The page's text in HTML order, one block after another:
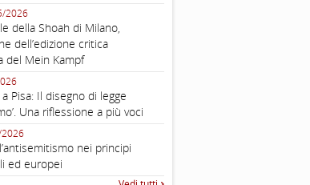
2026
della Shoah di Milano,
dell’edizione critica
del Mein Kampf
Pisa: Il disegno di legge
Una riflessione a più voci
nei principi
ed europei